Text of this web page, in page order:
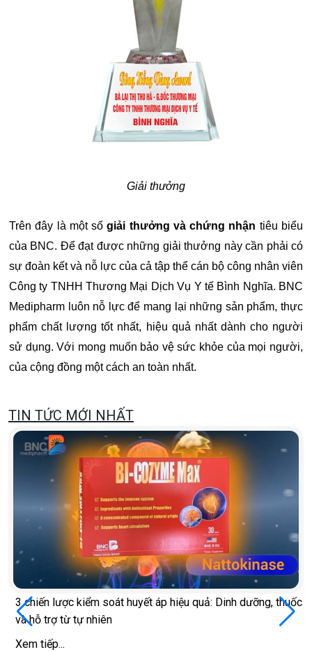
Giải thưởng
Trên đây là một sốgiải thưởng và chứng nhận tiêu biểu
của BNC. Để đạt được những giải thưởng này cần phải có
sự đoàn kết và nỗ lực của cả tập thể cán bộ công nhân viên
Công ty TNHH Thương Mại Dịch Vụ Y tế Bình Nghĩa. BNC
Medipharm luôn nỗ lực để mang lại những sản phẩm, thực
phẩm chất lượng tốt nhất, hiệu quả nhất dành cho người
sử dụng. Với mong muốn bảo vệ sức khỏe của mọi người,
của cộng đồng một cách an toàn nhất.
TIN TỨC MỚI NHẤT
Cách giúp phụ nữ sau mãn kinh thỏa mãn hơn trong
ấy'